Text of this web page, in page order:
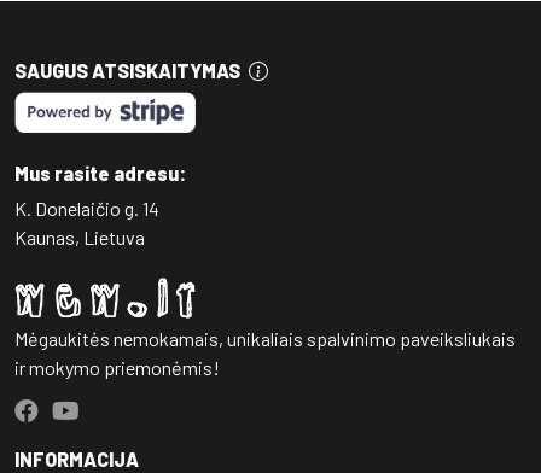
SAUGUS ATSISKAITYMAS
Mus rasite adresu:
K. Donelaičio g. 14
Kaunas, Lietuva
Mėgaukitės nemokamais, unikaliais spalvinimo paveiksliukais
ir mokymo priemonėmis!
INFORMACIJA